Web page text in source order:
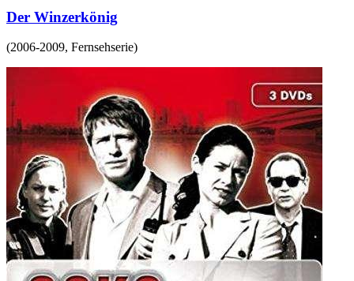
Der Winzerkönig
(2006-2009, Fernsehserie)